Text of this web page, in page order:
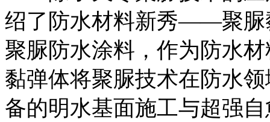
绍了防水材料新秀——聚脲
聚脲防水涂料，作为防水
黏弹体将聚脲技术在防水
备的明水基面施工与超强